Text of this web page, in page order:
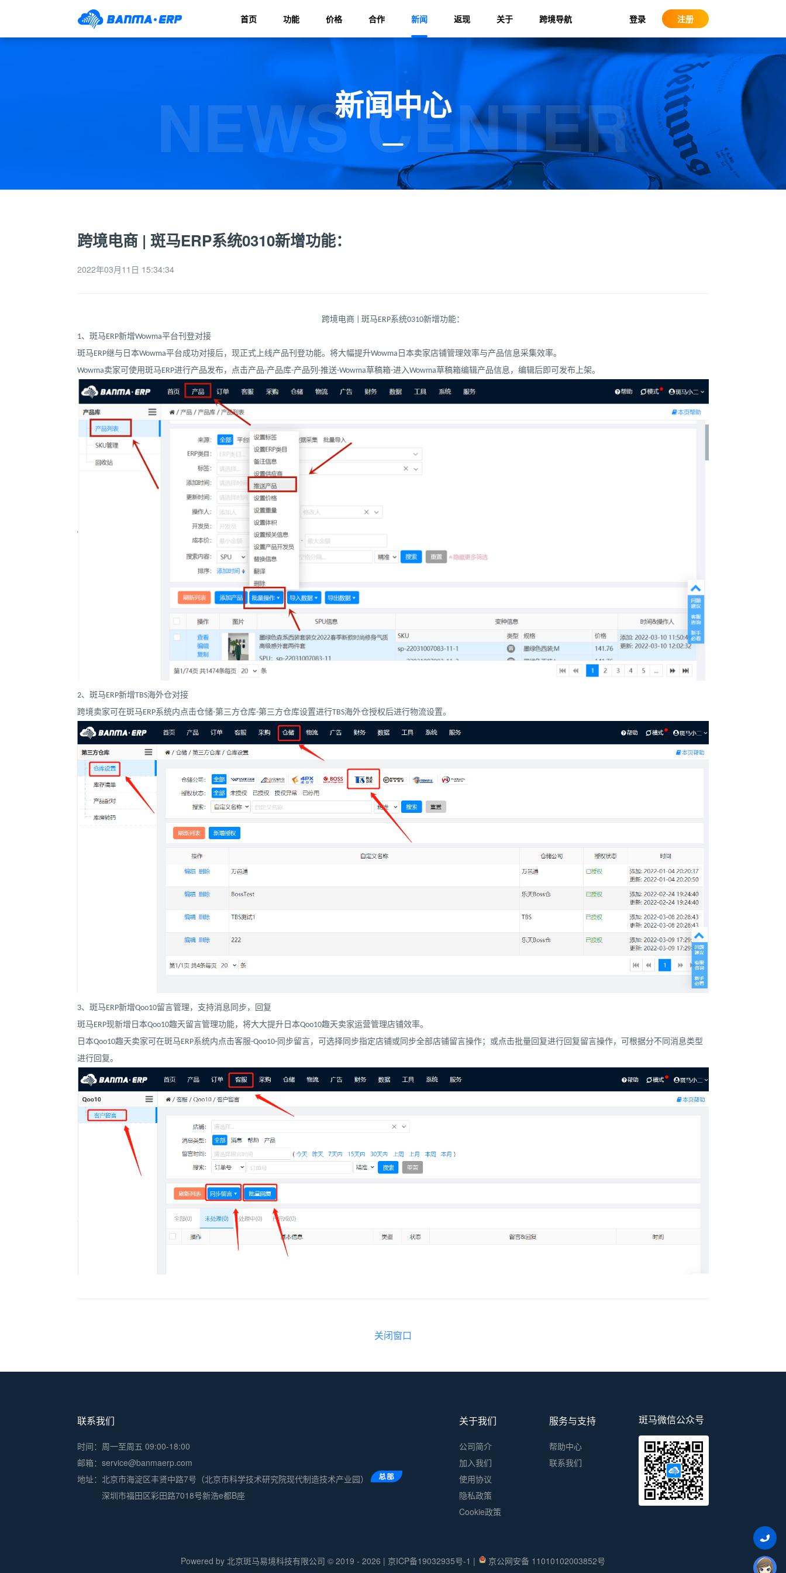
首页 功能 价格 合作 新闻 返现 关于 跨境导航 登录 注册
NEWS CENTER
新闻中心
跨境电商 | 斑马ERP系统0310新增功能：
2022年03月11日 15:34:34
跨境电商 | 斑马ERP系统0310新增功能：
1、斑马ERP新增Wowma平台刊登对接
斑马ERP继与日本Wowma平台成功对接后，现正式上线产品刊登功能。将大幅提升Wowma日本卖家店铺管理效率与产品信息采集效率。
Wowma卖家可使用斑马ERP进行产品发布，点击产品-产品库-产品列-推送-Wowma草稿箱-进入Wowma草稿箱编辑产品信息，编辑后即可发布上架。
2、斑马ERP新增TBS海外仓对接
跨境卖家可在斑马ERP系统内点击仓储-第三方仓库-第三方仓库设置进行TBS海外仓授权后进行物流设置。
3、斑马ERP新增Qoo10留言管理，支持消息同步，回复
斑马ERP现新增日本Qoo10趣天留言管理功能，将大大提升日本Qoo10趣天卖家运营管理店铺效率。
日本Qoo10趣天卖家可在斑马ERP系统内点击客服-Qoo10-同步留言，可选择同步指定店铺或同步全部店铺留言操作；或点击批量回复进行回复留言操作，可根据分不同消息类型
进行回复。
关闭窗口
联系我们
时间：周一至周五 09:00-18:00
邮箱：service@banmaerp.com
地址： 北京市海淀区丰贤中路7号（北京市科学技术研究院现代制造技术产业园）
深圳市福田区彩田路7018号新浩e都B座
关于我们
公司简介
加入我们
使用协议
隐私政策
Cookie政策
服务与支持
帮助中心
联系我们
斑马微信公众号
Powered by 北京斑马易境科技有限公司 © 2019 - 2026 | 京ICP备19032935号-1 | 京公网安备 11010102003852号